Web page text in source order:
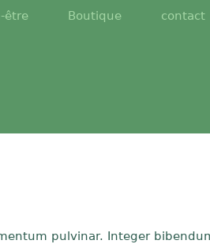
être Boutique contact
pulvinar. Integer